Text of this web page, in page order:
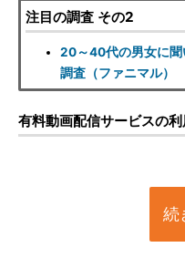
注目の調査 その2
20～40代の男女に聞
調査（ファニマル）
有料動画配信サービスの
続